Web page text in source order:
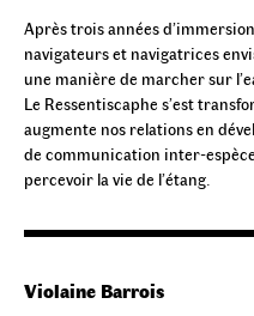
Après trois années
navigateurs et navigatrices
une manière de marcher sur
Le Ressentiscaphe s’est
augmente nos relations en
de communication inter-
percevoir la vie de l’étang.
Violaine Barrois